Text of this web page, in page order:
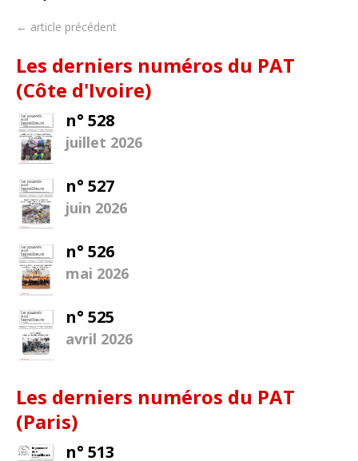
← article précédent
Les derniers numéros du PAT
(Côte d'Ivoire)
n° 528
juillet 2026
n° 527
juin 2026
n° 526
mai 2026
n° 525
avril 2026
Les derniers numéros du PAT
(Paris)
n° 513